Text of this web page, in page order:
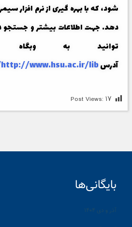
شود، که با بهره گیری از نرم افزار
دهد. جهت اطلاعات بیشتر و جستجو
توانید به وبگاه
آدرسhttp://www.hsu.ac.ir/lib/
Post Views: ۱۷
بایگانی‌ها
آذر و دی ۱۴۰۴